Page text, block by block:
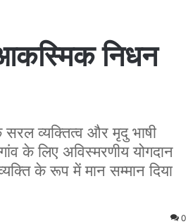
निधन
सरल व्यक्तित्व और मृदु भाषी
के लिए अविस्मरणीय योगदान
के रूप में मान सम्मान दिया
0